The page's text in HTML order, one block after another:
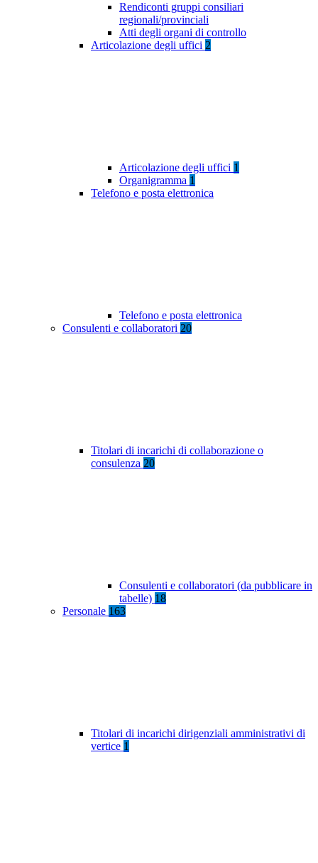
Rendiconti gruppi consiliari
regionali/provinciali
Atti degli organi di controllo
Articolazione degli uffici 2
Articolazione degli uffici 1
Organigramma 1
Telefono e posta elettronica
Telefono e posta elettronica
Consulenti e collaboratori 20
Titolari di incarichi di collaborazione o
consulenza 20
Consulenti e collaboratori (da pubblicare in
tabelle) 18
Personale 163
Titolari di incarichi dirigenziali amministrativi di
vertice 1